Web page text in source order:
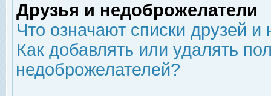
Друзья и недоброжелатели
Что означают списки друзей
Как добавлять или удалять
недоброжелателей?